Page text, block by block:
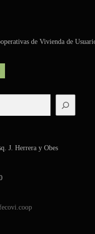
de Vivienda de
J. Herrera y Obes